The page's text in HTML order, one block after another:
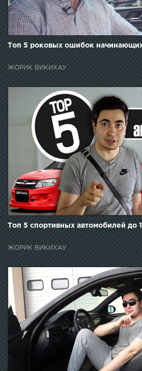
Топ 5 роковых ошибок
ЖОРИК ВИКИХАУ
Топ 5 спортивных автомобилей до
ЖОРИК ВИКИХАУ